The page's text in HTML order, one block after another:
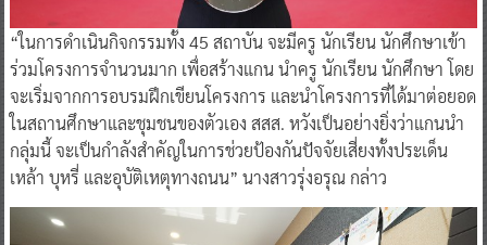
“ในการดำเนินกิจกรรมทั้ง 45 สถาบัน จะมีครู นักเรียน นักศึกษาเข้า
ร่วมโครงการจำนวนมาก เพื่อสร้างแกน นำครู นักเรียน นักศึกษา โดย
จะเริ่มจากการอบรมฝึกเขียนโครงการ และนำโครงการที่ได้มาต่อยอด
ในสถานศึกษาและชุมชนของตัวเอง สสส. หวังเป็นอย่างยิ่งว่าแกนนำ
กลุ่มนี้ จะเป็นกำลังสำคัญในการช่วยป้องกันปัจจัยเสี่ยงทั้งประเด็น
เหล้า บุหรี่ และอุบัติเหตุทางถนน” นางสาวรุ่งอรุณ กล่าว